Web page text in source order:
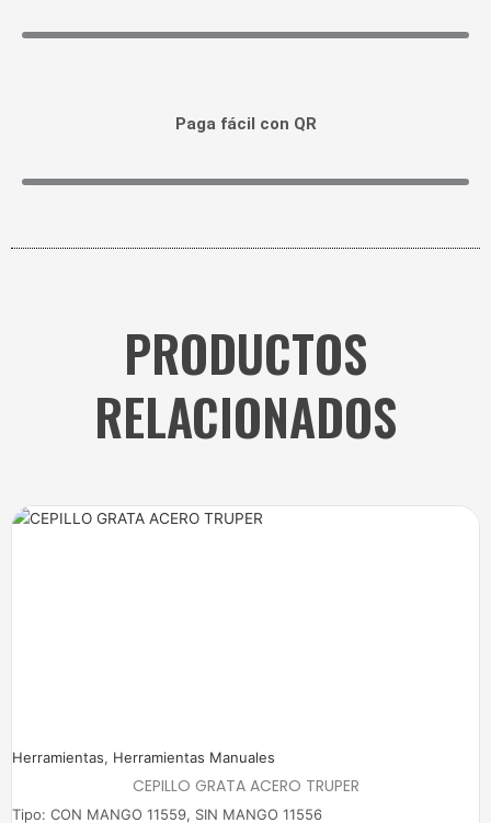
Paga fácil con QR
PRODUCTOS
RELACIONADOS
Herramientas, Herramientas Manuales
CEPILLO GRATA ACERO TRUPER
Tipo: CON MANGO 11559, SIN MANGO 11556
Price